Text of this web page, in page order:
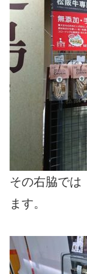
その右脇では
ます。